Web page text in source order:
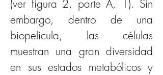
(ver figura 2, parte A, 1). Sin
embargo, dentro de una
biopelícula, las células
muestran una gran diversidad
en sus estados metabólicos y